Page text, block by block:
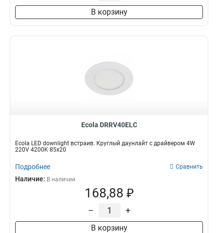
В корзину
Ecola DRRV40ELC
Ecola LED downlight встраив. Круглый даунлайт с драйвером 4W
220V 4200K 85x20
Подробнее Сравнить
Наличие: В наличии
168,88 ₽
– +
В корзину